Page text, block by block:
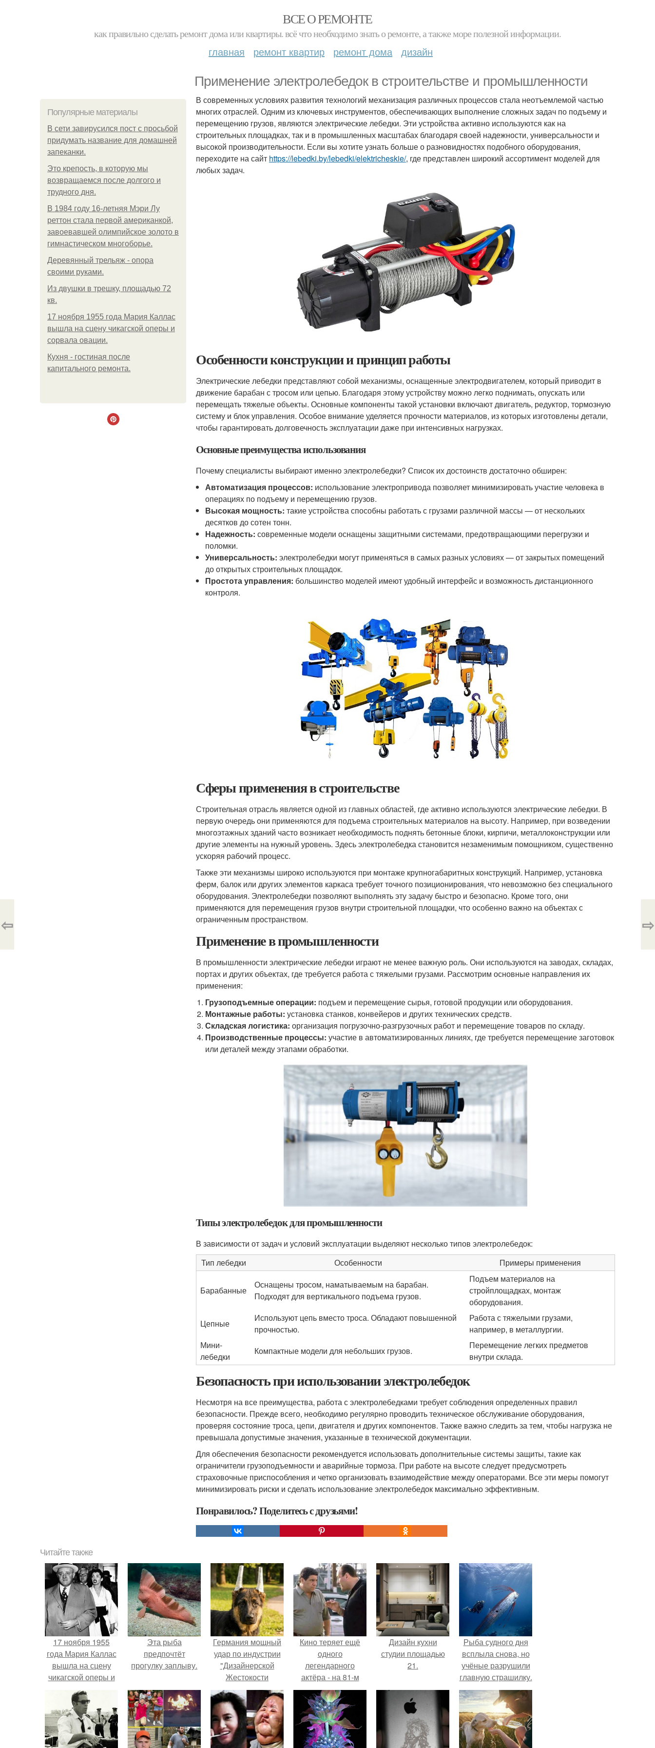
ВСЕ О РЕМОНТЕ
как правильно сделать ремонт дома или квартиры. всё что необходимо знать о ремонте, а также море полезной информации.
главная ремонт квартир ремонт дома дизайн
Применение электролебедок в строительстве и промышленности
Популярные материалы
В сети завирусился пост с просьбой
придумать название для домашней
запеканки.
Это крепость, в которую мы
возвращаемся после долгого и
трудного дня.
В 1984 году 16-летняя Мэри Лу
реттон стала первой американкой,
завоевавшей олимпийское золото в
гимнастическом многоборье.
Деревянный трельяж - опора
своими руками.
Из двушки в трешку, площадью 72
кв.
17 ноября 1955 года Мария Каллас
вышла на сцену чикагской оперы и
сорвала овации.
Кухня - гостиная после
капитального ремонта.
В современных условиях развития технологий механизация различных процессов стала неотъемлемой частью
многих отраслей. Одним из ключевых инструментов, обеспечивающих выполнение сложных задач по подъему и
перемещению грузов, являются электрические лебедки. Эти устройства активно используются как на
строительных площадках, так и в промышленных масштабах благодаря своей надежности, универсальности и
высокой производительности. Если вы хотите узнать больше о разновидностях подобного оборудования,
переходите на сайт https://lebedki.by/lebedki/elektricheskie/, где представлен широкий ассортимент моделей для
любых задач.
Особенности конструкции и принцип работы
Электрические лебедки представляют собой механизмы, оснащенные электродвигателем, который приводит в
движение барабан с тросом или цепью. Благодаря этому устройству можно легко поднимать, опускать или
перемещать тяжелые объекты. Основные компоненты такой установки включают двигатель, редуктор, тормозную
систему и блок управления. Особое внимание уделяется прочности материалов, из которых изготовлены детали,
чтобы гарантировать долговечность эксплуатации даже при интенсивных нагрузках.
Основные преимущества использования
Почему специалисты выбирают именно электролебедки? Список их достоинств достаточно обширен:
Автоматизация процессов: использование электропривода позволяет минимизировать участие человека в
операциях по подъему и перемещению грузов.
Высокая мощность: такие устройства способны работать с грузами различной массы — от нескольких
десятков до сотен тонн.
Надежность: современные модели оснащены защитными системами, предотвращающими перегрузки и
поломки.
Универсальность: электролебедки могут применяться в самых разных условиях — от закрытых помещений
до открытых строительных площадок.
Простота управления: большинство моделей имеют удобный интерфейс и возможность дистанционного
контроля.
Сферы применения в строительстве
Строительная отрасль является одной из главных областей, где активно используются электрические лебедки. В
первую очередь они применяются для подъема строительных материалов на высоту. Например, при возведении
многоэтажных зданий часто возникает необходимость поднять бетонные блоки, кирпичи, металлоконструкции или
другие элементы на нужный уровень. Здесь электролебедка становится незаменимым помощником, существенно
ускоряя рабочий процесс.
Также эти механизмы широко используются при монтаже крупногабаритных конструкций. Например, установка
ферм, балок или других элементов каркаса требует точного позиционирования, что невозможно без специального
оборудования. Электролебедки позволяют выполнять эту задачу быстро и безопасно. Кроме того, они
применяются для перемещения грузов внутри строительной площадки, что особенно важно на объектах с
ограниченным пространством.
Применение в промышленности
В промышленности электрические лебедки играют не менее важную роль. Они используются на заводах, складах,
портах и других объектах, где требуется работа с тяжелыми грузами. Рассмотрим основные направления их
применения:
Грузоподъемные операции: подъем и перемещение сырья, готовой продукции или оборудования.
Монтажные работы: установка станков, конвейеров и других технических средств.
Складская логистика: организация погрузочно-разгрузочных работ и перемещение товаров по складу.
Производственные процессы: участие в автоматизированных линиях, где требуется перемещение заготовок
или деталей между этапами обработки.
Типы электролебедок для промышленности
В зависимости от задач и условий эксплуатации выделяют несколько типов электролебедок:
Тип лебедки
Особенности Примеры применения
Барабанные
Оснащены тросом, наматываемым на барабан.
Подходят для вертикального подъема грузов.
Подъем материалов на
стройплощадках, монтаж
оборудования.
Цепные
Используют цепь вместо троса. Обладают повышенной
прочностью.
Работа с тяжелыми грузами,
например, в металлургии.
Мини-
лебедки
Компактные модели для небольших грузов.
Перемещение легких предметов
внутри склада.
Безопасность при использовании электролебедок
Несмотря на все преимущества, работа с электролебедками требует соблюдения определенных правил
безопасности. Прежде всего, необходимо регулярно проводить техническое обслуживание оборудования,
проверяя состояние троса, цепи, двигателя и других компонентов. Также важно следить за тем, чтобы нагрузка не
превышала допустимые значения, указанные в технической документации.
Для обеспечения безопасности рекомендуется использовать дополнительные системы защиты, такие как
ограничители грузоподъемности и аварийные тормоза. При работе на высоте следует предусмотреть
страховочные приспособления и четко организовать взаимодействие между операторами. Все эти меры помогут
минимизировать риски и сделать использование электролебедок максимально эффективным.
Понравилось? Поделитесь с друзьями!
⇦ ⇨
Читайте также
17 ноября 1955
года Мария Каллас
вышла на сцену
чикагской оперы и
сорвала овации.
Эта рыба
предпочтёт
прогулку заплыву.
Германия мощный
удар по индустрии
"Дизайнерской
Жестокости
нанесла".
Кино теряет ещё
одного
легендарного
актёра - на 81-м
году жизни не стало
Винсента пасторе.
Дизайн кухни
студии площадью
21.
Рыба судного дня
всплыла снова, но
учёные разрушили
главную страшилку.